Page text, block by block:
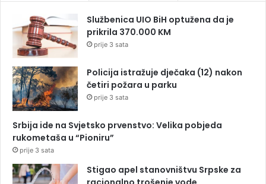
Službenica UIO BiH optužena da je
prikrila 370.000 KM
prije 3 sata
Policija istražuje dječaka (12) nakon
četiri požara u parku
prije 3 sata
Srbija ide na Svjetsko prvenstvo: Velika pobjeda
rukometaša u “Pioniru”
prije 3 sata
Stigao apel stanovništvu Srpske za